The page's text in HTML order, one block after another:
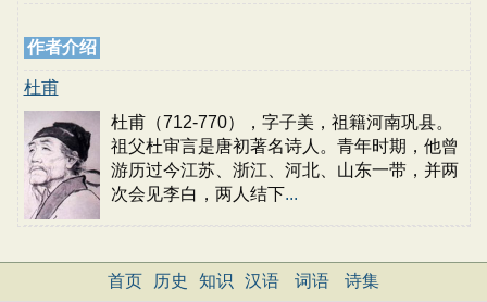
作者介绍
杜甫
杜甫（712-770），字子美，祖籍河南巩县。
祖父杜审言是唐初著名诗人。青年时期，他曾
游历过今江苏、浙江、河北、山东一带，并两
次会见李白，两人结下...
首页 历史 知识 汉语 词语 诗集